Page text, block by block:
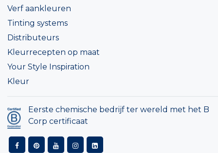
Verf aankleuren
Tinting systems
Distributeurs
Kleurrecepten op maat
Your Style Inspiration
Kleur
Eerste chemische bedrijf ter wereld met het B
Corp certificaat